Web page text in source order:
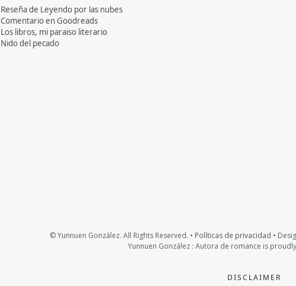
Reseña de Leyendo por las nubes
Comentario en Goodreads
Los libros, mi paraiso literario
Nido del pecado
© Yunnuen González. All Rights Reserved. • Políticas de privacidad •
Yunnuen González : Autora de romance is
DISCLAIMER